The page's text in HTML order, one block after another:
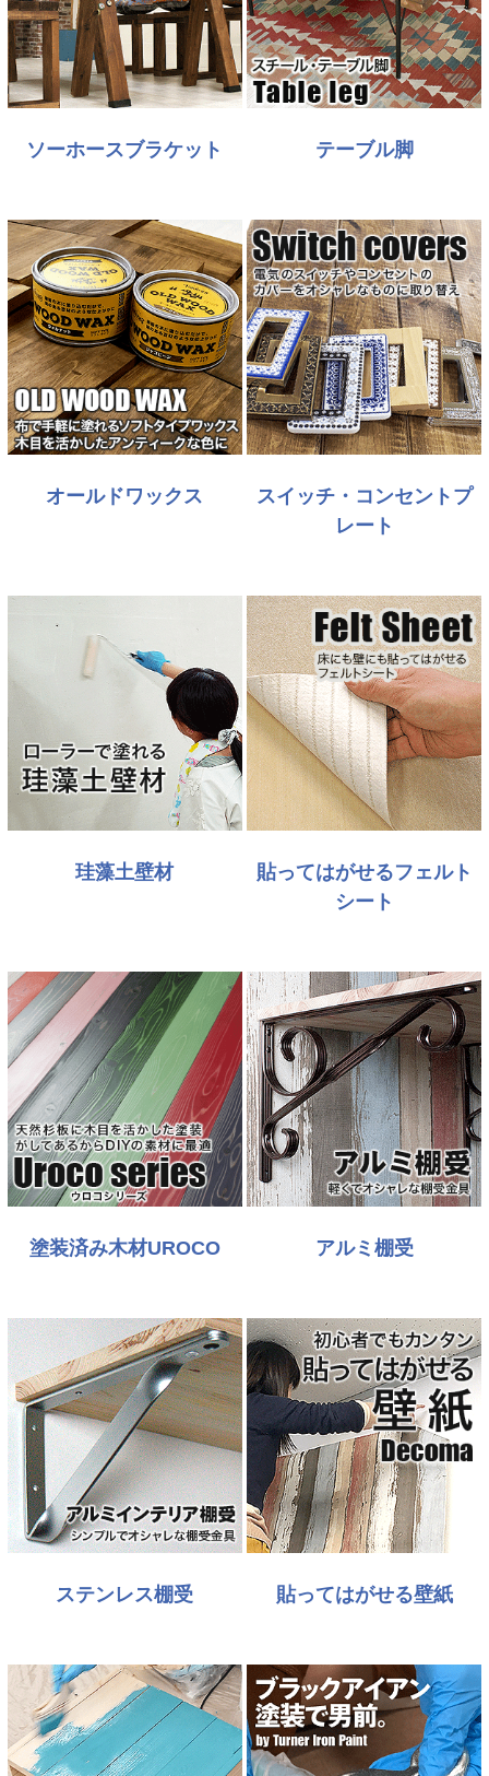
ソーホースブラケット テーブル脚
オールドワックス
スイッチ・コンセントプ
レート
珪藻土壁材
貼ってはがせるフェルト
シート
塗装済み木材UROCO アルミ棚受
ステンレス棚受 貼ってはがせる壁紙